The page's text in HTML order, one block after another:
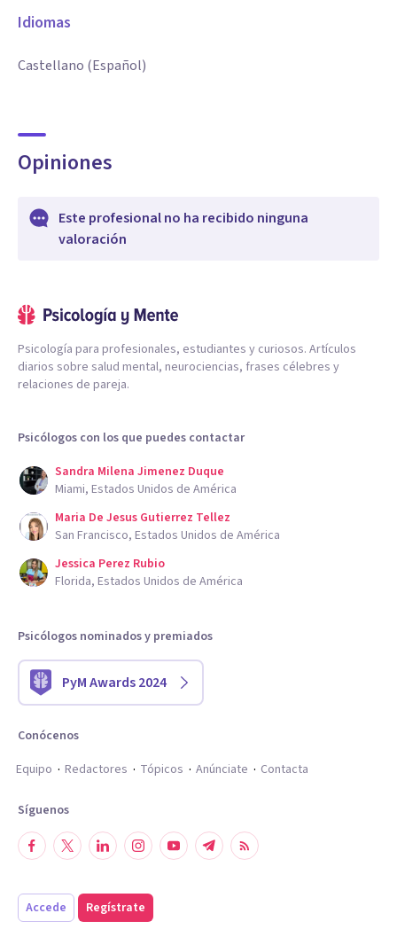
Idiomas
Castellano (Español)
Opiniones
Este profesional no ha recibido ninguna
valoración
Psicología para profesionales, estudiantes y curiosos. Artículos
diarios sobre salud mental, neurociencias, frases célebres y
relaciones de pareja.
Psicólogos con los que puedes contactar
Sandra Milena Jimenez Duque
Miami, Estados Unidos de América
Maria De Jesus Gutierrez Tellez
San Francisco, Estados Unidos de América
Jessica Perez Rubio
Florida, Estados Unidos de América
Psicólogos nominados y premiados
PyM Awards 2024
Conócenos
Equipo
Redactores Tópicos Anúnciate Contacta
Síguenos
Accede Regístrate